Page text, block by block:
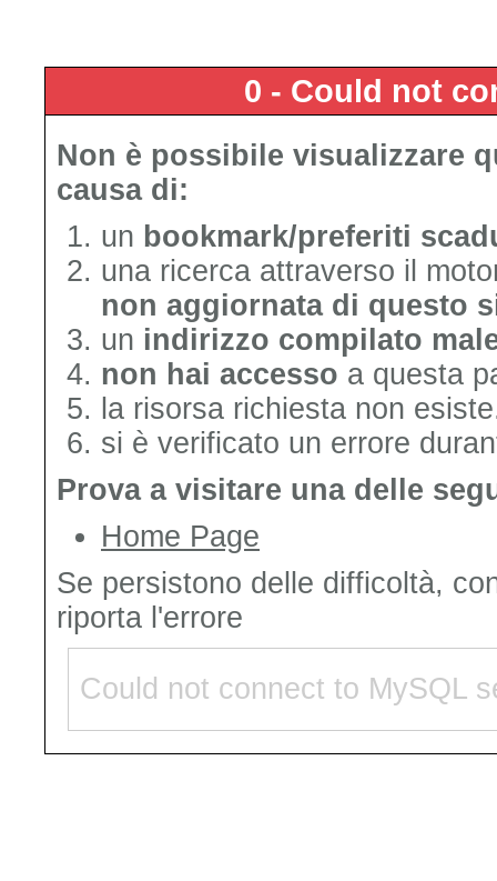
0 - Could not
Non è possibile visualizzare
causa di:
un bookmark/preferiti
una ricerca attraverso il
non aggiornata di questo
un indirizzo compilato
non hai accesso a questa
la risorsa richiesta non
si è verificato un errore
Prova a visitare una delle
Home Page
Se persistono delle difficoltà,
riporta l'errore
Could not connect to MySQL